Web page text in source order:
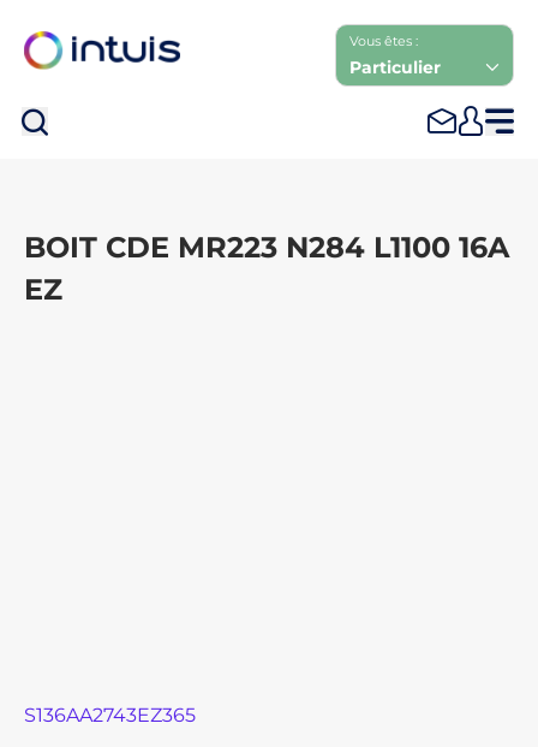
Vous êtes :
Particulier
BOIT CDE MR223 N284 L1100 16A
EZ
S136AA2743EZ365